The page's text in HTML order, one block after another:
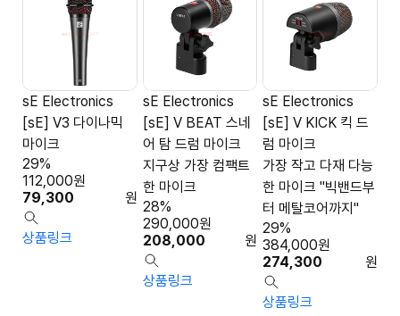
sE Electronics
[sE] V3 다이나믹
마이크
79,300 원
112,000원
29%
상품링크
sE Electronics
[sE] V BEAT 스네
어 탐 드럼 마이크
지구상 가장 컴팩트
한 마이크
208,000 원
290,000원
28%
상품링크
sE Electronics
[sE] V KICK 킥 드
럼 마이크
가장 작고 다재 다능
한 마이크 "빅밴드부
터 메탈코어까지"
274,300 원
384,000원
29%
상품링크